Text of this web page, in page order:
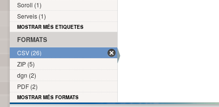
Soroll (1)
Serveis (1)
MOSTRAR MÉS ETIQUETES
FORMATS
CSV (26)
ZIP (5)
dgn (2)
PDF (2)
MOSTRAR MÉS FORMATS